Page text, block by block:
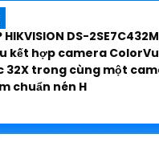
DS-
kết hợp camera
32X trong cùng một
chuẩn nén H